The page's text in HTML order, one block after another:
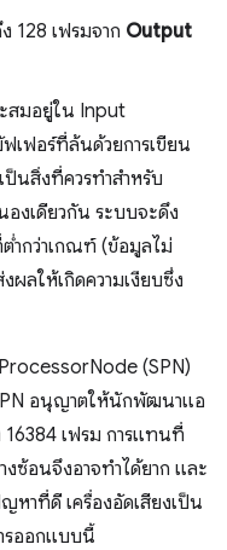
128 เฟรมจาก Output
สมอยู่ใน Input
เฟอร์ที่ล้นด้วยการเขียน
นสิ่งที่ควรทำสำหรับ
งเดียวกัน ระบบจะดึง
ำกว่าเกณฑ์ (ข้อมูลไม่
ลให้เกิดความเงียบซึ่ง
(SPN)
อนุญาตให้นักพัฒนาแอ
16384 เฟรม การแทนที่
ซ้อนจึงอาจทำได้ยาก และ
าที่ดี เครื่องอัดเสียงเป็น
รออกแบบนี้